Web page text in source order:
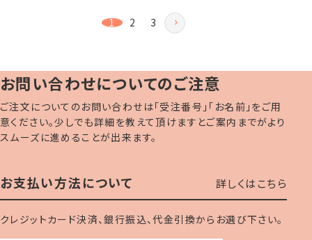
1 2 3
お問い合わせについてのご注意
ご注文についてのお問い合わせは「受注番号」「お名前」をご用
意ください。少しでも詳細を教えて頂けますとご案内までがより
スムーズに進めることが出来ます。
お支払い方法について 詳しくはこちら
クレジットカード決済、銀行振込、代金引換からお選び下さい。